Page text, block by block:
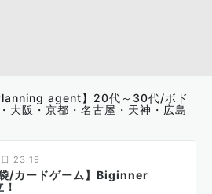
agent】20代～30代/ボド
大阪・京都・名古屋・天神・広島
23:19
/カードゲーム】Biginner